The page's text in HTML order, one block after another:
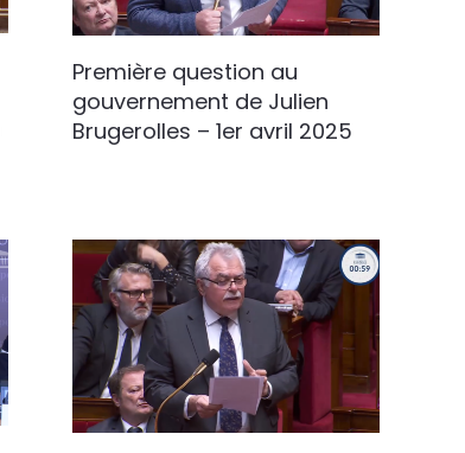
Première question au
gouvernement de Julien
Brugerolles – 1er avril 2025